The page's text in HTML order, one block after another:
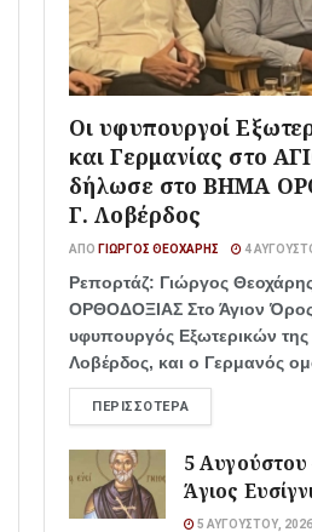
Οι υφυπουργοί
και Γερμανίας στο
δήλωσε στο ΒΗΜΑ
Γ. Λοβέρδος
ΑΠΌ ΓΙΏΡΓΟΣ ΘΕΟΧΆΡΗΣ 4
Ρεπορτάζ: Γιώργος
ΟΡΘΟΔΟΞΙΑΣ Στο Άγιον Όρος
υφυπουργός Εξωτερικών της
Λοβέρδος, και ο Γερμανός
ΠΕΡΙΣΣΌΤΕΡΑ
5 Αυγούστου
Άγιος
5 ΑΥΓΟΎΣΤΟΥ, 2026